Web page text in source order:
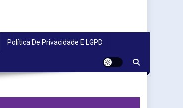
Política De Privacidade E LGPD